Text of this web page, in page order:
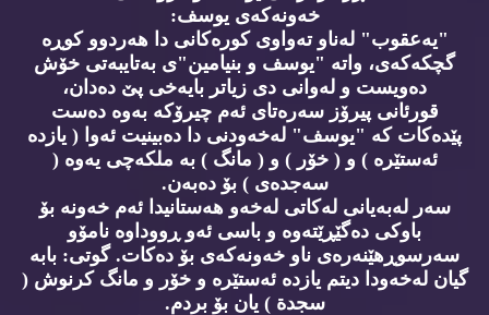
خەونەکەی یوسف:
"یەعقوب" لەناو تەواوی کورەکانی دا هەردوو کوڕە
گچکەکەی، واتە "یوسف و بنیامین"ی بەتایبەتی خۆش
دەویست و لەوانی دی زیاتر بایەخی پێ دەدان،
قورئانی پیرۆز سەرەتای ئەم چیرۆکە بەوە دەست
پێدەکات کە "یوسف" لەخەودنی دا دەبینیت ئەوا ( یازدە
ئەستێرە ) و ( خۆر ) و ( مانگ ) بە ملکەچی یەوە (
سەجدەی ) بۆ دەبەن.
سەر لەبەیانی لەکاتی لەخەو هەستانیدا ئەم خەونە بۆ
باوکی دەگێڕێتەوە و باسی ئەو ڕووداوە نامۆو
سەرسوڕهێنەرەی ناو خەونەکەی بۆ دەکات. گوتی: بابە
گیان لەخەودا دیتم یازدە ئەستێرە و خۆر و مانگ کرنوش (
سجدة ) یان بۆ بردم.